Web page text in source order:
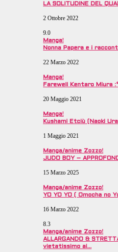
LA SOLITUDINE DEL
2 Ottobre 2022
9.0
Manga!
Nonna Papera e i
22 Marzo 2022
Manga!
Farewell Kentaro Miura
20 Maggio 2021
Manga!
Kushami Etciù (Naoki
1 Maggio 2021
Manga/anime Zozzo!
JUDO BOY –
15 Marzo 2025
Manga/anime Zozzo!
YO YO YO ( Omocha no
16 Marzo 2022
8.3
Manga/anime Zozzo!
ALLARGANDO &
vietatissimo ai…